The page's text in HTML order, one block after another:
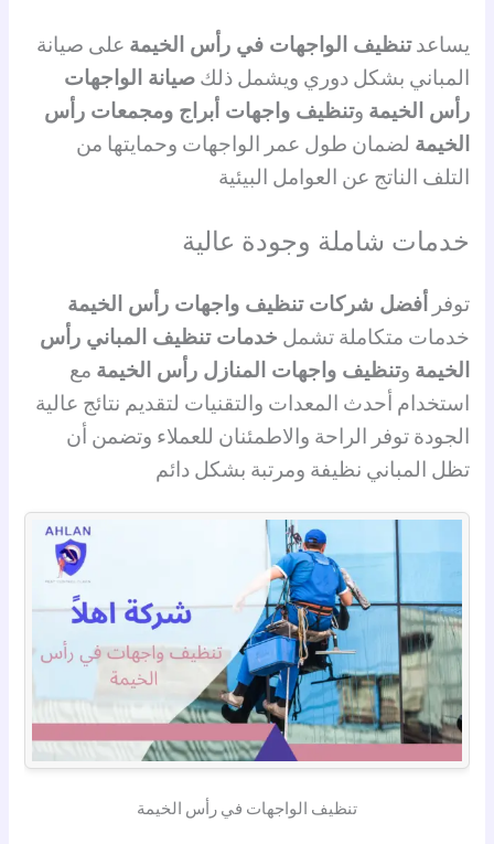
يساعدتنظيف الواجهات في رأس الخيمة على صيانة
المباني بشكل دوري ويشمل ذلكصيانة الواجهات
رأس الخيمة وتنظيف واجهات أبراج ومجمعات رأس
الخيمة لضمان طول عمر الواجهات وحمايتها من
التلف الناتج عن العوامل البيئية
خدمات شاملة وجودة عالية
توفر
أفضل شركات تنظيف واجهات رأس الخيمة
خدمات متكاملة تشمل خدمات تنظيف المباني رأس
الخيمة وتنظيف واجهات المنازل رأس الخيمة مع
استخدام أحدث المعدات والتقنيات لتقديم نتائج عالية
الجودة توفر الراحة والاطمئنان للعملاء وتضمن أن
تظل المباني نظيفة ومرتبة بشكل دائم
تنظيف الواجهات في رأس الخيمة